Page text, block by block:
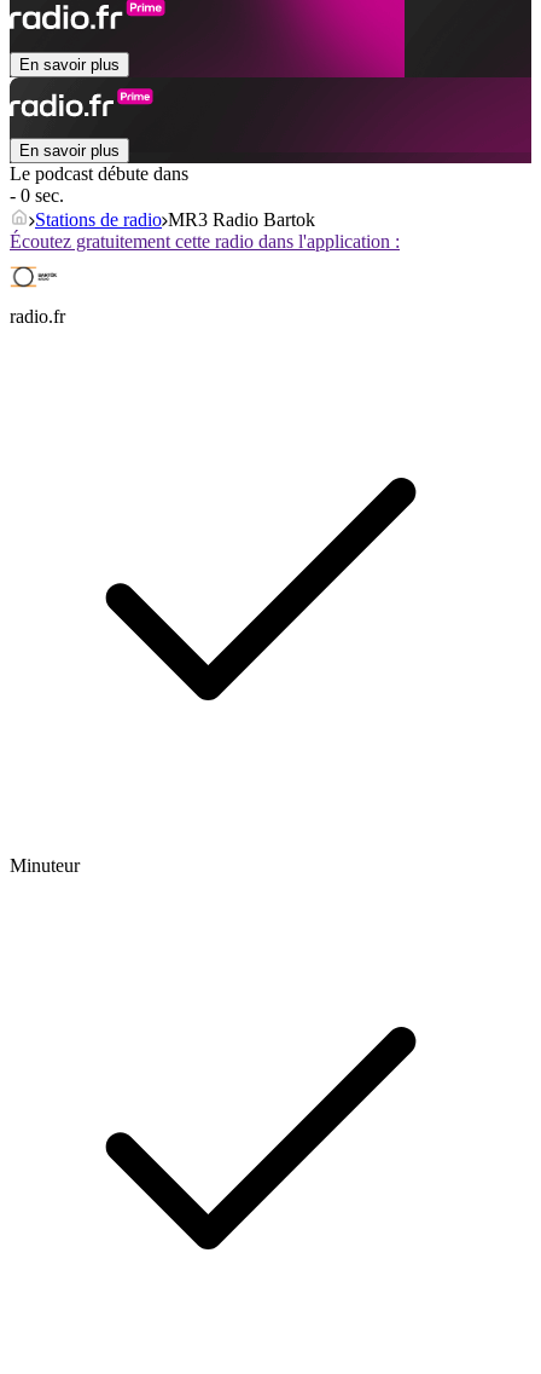
En savoir plus
En savoir plus
Le podcast débute dans
- 0 sec.
Stations de radio MR3 Radio Bartok
Écoutez gratuitement cette radio dans l'application :
radio.fr
Minuteur